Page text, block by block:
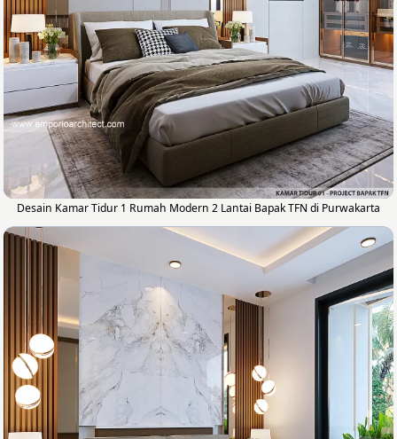
Desain Kamar Tidur 1 Rumah Modern 2 Lantai Bapak TFN di Purwakarta